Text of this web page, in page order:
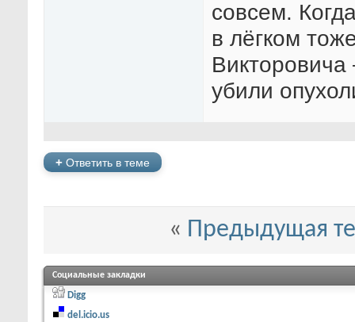
совсем.
в лёгком
убили
+ Ответить в теме
« Предыдущая
Социальные закладки
Digg
del.icio.us